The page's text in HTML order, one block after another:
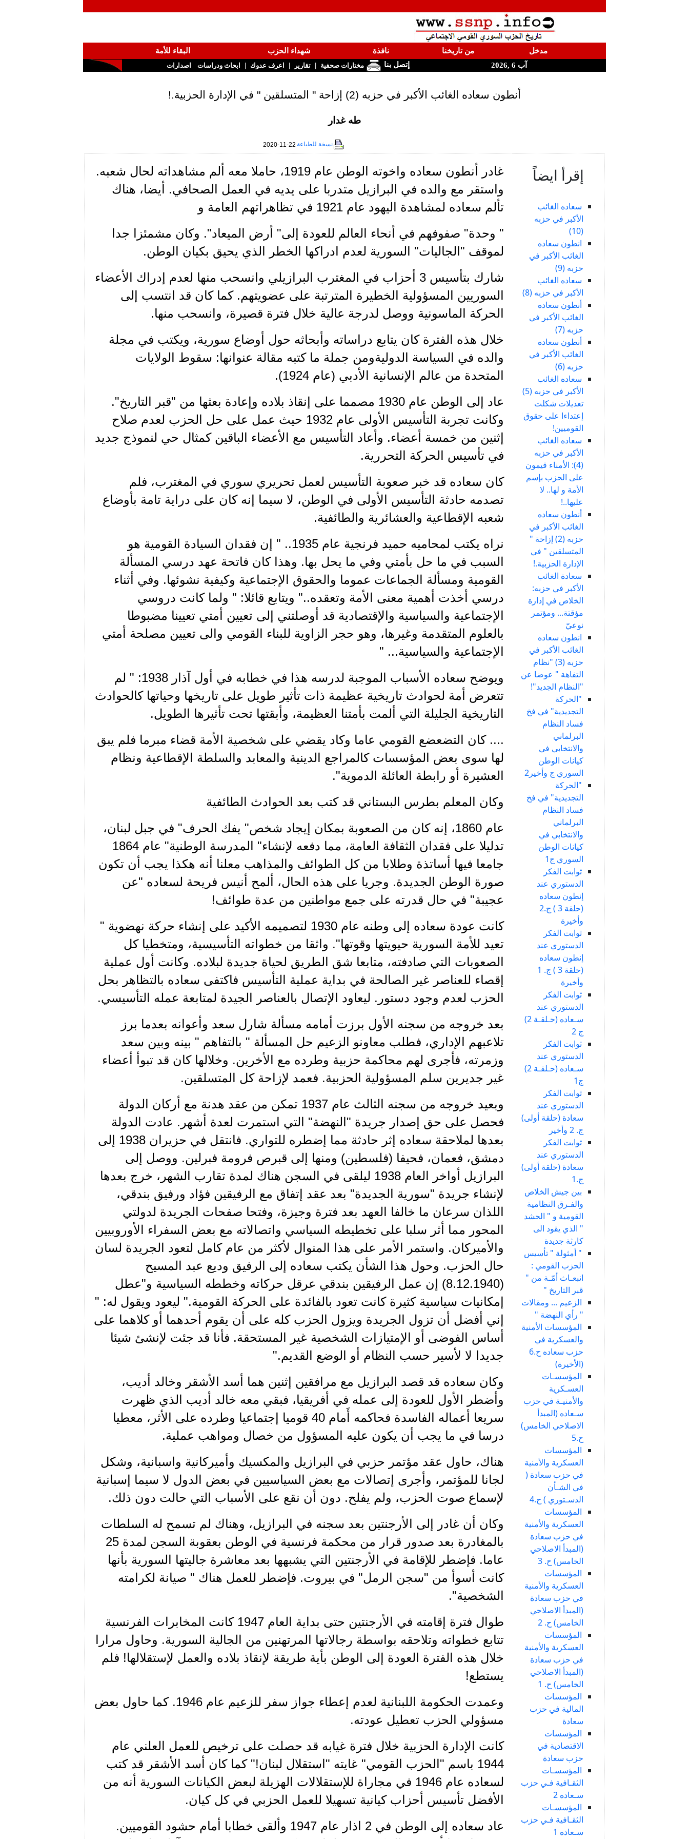
مدخل من تاريخنا نافذة شهداء الحزب
البقاء للأمة
آب 6 ,2026
إتصل بنا مختارات صحفية | تقارير | اعرف عدوك | ابحاث ودراسات اصدارات
أنطون سعاده الغائب الأكبر في حزبه (2) إزاحة " المتسلقين " في الإدارة الحزبية.!
طه غدار
نسخة للطباعة 2020-11-22
إقرأ ايضاً
سعاده الغائب
الأكبر في حزبه
(10)
انطون سعاده
الغائب الأكبر في
حزبه (9)
سعاده الغائب
الأكبر في حزبه (8)
أنطون سعاده
الغائب الأكبر في
حزبه (7)
أنطون سعاده
الغائب الأكبر في
حزبه (6)
سعاده الغائب
الأكبر في حزبه (5)
تعديلات شكلت
إعتداءا على حقوق
القوميين!
سعاده الغائب
الأكبر في حزبه
(4): الأمناء قيمون
على الحزب بإسم
الأمة و لها.. لا
عليها..!
أنطون سعاده
الغائب الأكبر في
حزبه (2) إزاحة "
المتسلقين " في
الإدارة الحزبية.!
سعادة الغائب
الأكبر في حزبه:
الخلاص في إدارة
مؤقتة... ومؤتمر
نوعيّ
انطون سعاده
الغائب الأكبر في
حزبه (3) "نظام
التفاهة " عوضا عن
"النظام الجديد"!
"الحركة
التجديدية" في فخ
فساد النظام
البرلماني
والانتخابي في
كيانات الوطن
السوري ج وأخير2
"الحركة
التجديدية" في فخ
فساد النظام
البرلماني
والانتخابي في
كيانات الوطن
السوري ج1
ثوابت الفكر
الدستوري عند
إنطون سعاده
(حلقة 3 ) ج.2
وأخيرة
ثوابت الفكر
الدستوري عند
إنطون سعاده
(حلقة 3 ) ج. 1
وأخيرة
ثوابت الفكر
الدستوري عند
سـعاده (حـلقـة 2)
ج 2
ثوابت الفكر
الدستوري عند
سـعاده (حـلقـة 2)
ج1
ثوابت الفكر
الدستوري عند
سعادة (حلقة أولى)
ج. 2 وأخير
ثوابت الفكر
الدستوري عند
سعادة (حلقة أولى)
ج.1
بين جيش الخلاص
والفـرق النظامية
القومية و " الحشد
" الذي يقود الى
كارثة جديدة
" أمثولة " تأسيس
الحزب القومي :
انبعـاث أمّـة من "
قبر التاريخ "
الزعيم ... ومقالات
" رأي النهضة "
المؤسسات الأمنية
والعسكرية في
حزب سعاده ح.6
(الأخيرة)
المؤسسـات
العسـكرية
والأمنيـة في حزب
سـعاده (المبدأ
الاصلاحي الخامس)
ح.5
المؤسسات
العسكرية والأمنية
في حزب سعادة (
في الشـأن
الدسـتوري ) ح.4
المؤسسات
العسكرية والأمنية
في حزب سعادة
(المبدأ الاصلاحي
الخامس) ح. 3
المؤسسات
العسكرية والأمنية
في حزب سعادة
(المبدأ الاصلاحي
الخامس) ح. 2
المؤسسات
العسكرية والأمنية
في حزب سعادة
(المبدأ الاصلاحي
الخامس) ح. 1
المؤسسات
المالية في حزب
سعادة
المؤسسات
الاقتصادية في
حزب سعادة
المؤسسـات
الثقـافية فـي حزب
سـعاده 2
المؤسسـات
الثقـافية فـي حزب
سـعاده 1
غادر أنطون سعاده واخوته الوطن عام 1919، حاملا معه ألم مشاهداته لحال شعبه.
واستقر مع والده في البرازيل متدربا على يديه في العمل الصحافي. أيضا، هناك
تألم سعاده لمشاهدة اليهود عام 1921 في تظاهراتهم العامة و
" وحدة" صفوفهم في أنحاء العالم للعودة إلى" أرض الميعاد". وكان مشمئزا جدا
لموقف "الجاليات" السورية لعدم ادراكها الخطر الذي يحيق بكيان الوطن.
شارك بتأسيس 3 أحزاب في المغترب البرازيلي وانسحب منها لعدم إدراك الأعضاء
السوريين المسؤولية الخطيرة المترتبة على عضويتهم. كما كان قد انتسب إلى
الحركة الماسونية ووصل لدرجة عالية خلال فترة قصيرة، وانسحب منها.
خلال هذه الفترة كان يتابع دراساته وأبحاثه حول أوضاع سورية، ويكتب في مجلة
والده في السياسة الدوليةومن جملة ما كتبه مقالة عنوانها: سقوط الولايات
المتحدة من عالم الإنسانية الأدبي (عام 1924).
عاد إلى الوطن عام 1930 مصمما على إنقاذ بلاده وإعادة بعثها من "قبر التاريخ".
وكانت تجربة التأسيس الأولى عام 1932 حيث عمل على حل الحزب لعدم صلاح
إثنين من خمسة أعضاء. وأعاد التأسيس مع الأعضاء الباقين كمثال حي لنموذج جديد
في تأسيس الحركة التحررية.
كان سعاده قد خبر صعوبة التأسيس لعمل تحريري سوري في المغترب، فلم
تصدمه حادثة التأسيس الأولى في الوطن، لا سيما إنه كان على دراية تامة بأوضاع
شعبه الإقطاعية والعشائرية والطائفية.
نراه يكتب لمحاميه حميد فرنجية عام 1935.. " إن فقدان السيادة القومية هو
السبب في ما حل بأمتي وفي ما يحل بها. وهذا كان فاتحة عهد درسي المسألة
القومية ومسألة الجماعات عموما والحقوق الإجتماعية وكيفية نشوئها. وفي أثناء
درسي أخذت أهمية معنى الأمة وتعقده.." ويتابع قائلا: " ولما كانت دروسي
الإجتماعية والسياسية والإقتصادية قد أوصلتني إلى تعيين أمتي تعيينا مضبوطا
بالعلوم المتقدمة وغيرها، وهو حجر الزاوية للبناء القومي والى تعيين مصلحة أمتي
الإجتماعية والسياسية... "
ويوضح سعاده الأسباب الموجبة لدرسه هذا في خطابه في أول آذار 1938: " لم
تتعرض أمة لحوادث تاريخية عظيمة ذات تأثير طويل على تاريخها وحياتها كالحوادث
التاريخية الجليلة التي ألمت بأمتنا العظيمة، وأبقتها تحت تأثيرها الطويل.
.... كان التضعضع القومي عاما وكاد يقضي على شخصية الأمة قضاء مبرما فلم يبق
لها سوى بعض المؤسسات كالمراجع الدينية والمعابد والسلطة الإقطاعية ونظام
العشيرة أو رابطة العائلة الدموية".
وكان المعلم بطرس البستاني قد كتب بعد الحوادث الطائفية
عام 1860، إنه كان من الصعوبة بمكان إيجاد شخص" يفك الحرف" في جبل لبنان،
تدليلا على فقدان الثقافة العامة، مما دفعه لإنشاء" المدرسة الوطنية" عام 1864
جامعا فيها أساتذة وطلابا من كل الطوائف والمذاهب معلنا أنه هكذا يجب أن تكون
صورة الوطن الجديدة. وجريا على هذه الحال، ألمح أنيس فريحة لسعاده "عن
عجيبة" في حال قدرته على جمع مواطنين من عدة طوائف!
كانت عودة سعاده إلى وطنه عام 1930 لتصميمه الأكيد على إنشاء حركة نهضوية "
تعيد للأمة السورية حيويتها وقوتها". واثقا من خطواته التأسيسية، ومتخطيا كل
الصعوبات التي صادفته، متابعا شق الطريق لحياة جديدة لبلاده. وكانت أول عملية
إقصاء للعناصر غير الصالحة في بداية عملية التأسيس فاكتفى سعاده بالتظاهر بحل
الحزب لعدم وجود دستور. ليعاود الإتصال بالعناصر الجيدة لمتابعة عمله التأسيسي.
بعد خروجه من سجنه الأول برزت أمامه مسألة شارل سعد وأعوانه بعدما برز
تلاعبهم الإداري، فطلب معاونو الزعيم حل المسألة " بالتفاهم " بينه وبين سعد
وزمرته، فأجرى لهم محاكمة حزبية وطرده مع الأخرين. وخلالها كان قد تبوأ أعضاء
غير جديرين سلم المسؤولية الحزبية. فعمد لإزاحة كل المتسلقين.
وبعيد خروجه من سجنه الثالث عام 1937 تمكن من عقد هدنة مع أركان الدولة
فحصل على حق إصدار جريدة "النهضة" التي استمرت لعدة أشهر. عادت الدولة
بعدها لملاحقة سعاده إثر حادثة مما إضطره للتواري. فانتقل في حزيران 1938 إلى
دمشق، فعمان، فحيفا (فلسطين) ومنها إلى قبرص فرومة فبرلين. ووصل إلى
البرازيل أواخر العام 1938 ليلقى في السجن هناك لمدة تقارب الشهر، خرج بعدها
لإنشاء جريدة "سورية الجديدة" بعد عقد إتفاق مع الرفيقين فؤاد ورفيق بندقي،
اللذان سرعان ما خالفا العهد بعد فترة وجيزة، وفتحا صفحات الجريدة لدولتي
المحور مما أثر سلبا على تخطيطه السياسي واتصالاته مع بعض السفراء الأوروبيين
والأميركان. واستمر الأمر على هذا المنوال لأكثر من عام كامل لتعود الجريدة لسان
حال الحزب. وحول هذا الشأن يكتب سعاده إلى الرفيق وديع عبد المسيح
(8.12.1940) إن عمل الرفيقين بندقي عرقل حركاته وخططه السياسية و"عطل
إمكانيات سياسية كثيرة كانت تعود بالفائدة على الحركة القومية." ليعود ويقول له: "
إني أفضل أن تزول الجريدة ويزول الحزب كله على أن يقوم أحدهما أو كلاهما على
أساس الفوضى أو الإمتيازات الشخصية غير المستحقة. فأنا قد جئت لإنشئ شيئا
جديدا لا لأسير حسب النظام أو الوضع القديم."
وكان سعاده قد قصد البرازيل مع مرافقين إثنين هما أسد الأشقر وخالد أديب،
وأضطر الأول للعودة إلى عمله في أفريقيا، فبقي معه خالد أديب الذي ظهرت
سريعا أعماله الفاسدة فحاكمه أَمام 40 قوميا إجتماعيا وطرده على الأثر، معطيا
درسا في ما يجب أن يكون عليه المسؤول من خصال ومواهب عملية.
هناك، حاول عقد مؤتمر حزبي في البرازيل والمكسيك وأميركانية واسبانية، وشكل
لجانا للمؤتمر، وأجرى إتصالات مع بعض السياسيين في بعض الدول لا سيما إسبانية
لإسماع صوت الحزب، ولم يفلح. دون أن نقع على الأسباب التي حالت دون ذلك.
وكان أن غادر إلى الأرجنتين بعد سجنه في البرازيل، وهناك لم تسمح له السلطات
بالمغادرة بعد صدور قرار من محكمة فرنسية في الوطن بعقوبة السجن لمدة 25
عاما. فإضطر للإقامة في الأرجنتين التي يشبهها بعد معاشرة جاليتها السورية بأنها
كانت أسوأ من "سجن الرمل" في بيروت. فإضطر للعمل هناك " صيانة لكرامته
الشخصية".
طوال فترة إقامته في الأرجنتين حتى بداية العام 1947 كانت المخابرات الفرنسية
تتابع خطواته وتلاحقه بواسطة رجالاتها المرتهنين من الجالية السورية. وحاول مرارا
خلال هذه الفترة العودة إلى الوطن بأية طريقة لإنقاذ بلاده والعمل لإستقلالها! فلم
يستطع!
وعمدت الحكومة اللبنانية لعدم إعطاء جواز سفر للزعيم عام 1946. كما حاول بعض
مسؤولي الحزب تعطيل عودته.
كانت الإدارة الحزبية خلال فترة غيابه قد حصلت على ترخيص للعمل العلني عام
1944 باسم "الحزب القومي" غايته "استقلال لبنان!" كما كان أسد الأشقر قد كتب
لسعاده عام 1946 في مجاراة للإستقلالات الهزيلة لبعض الكيانات السورية أنه من
الأفضل تأسيس أحزاب كيانية تسهيلا للعمل الحزبي في كل كيان.
عاد سعاده إلى الوطن في 2 اذار عام 1947 وألقى خطابا أمام حشود القوميين.